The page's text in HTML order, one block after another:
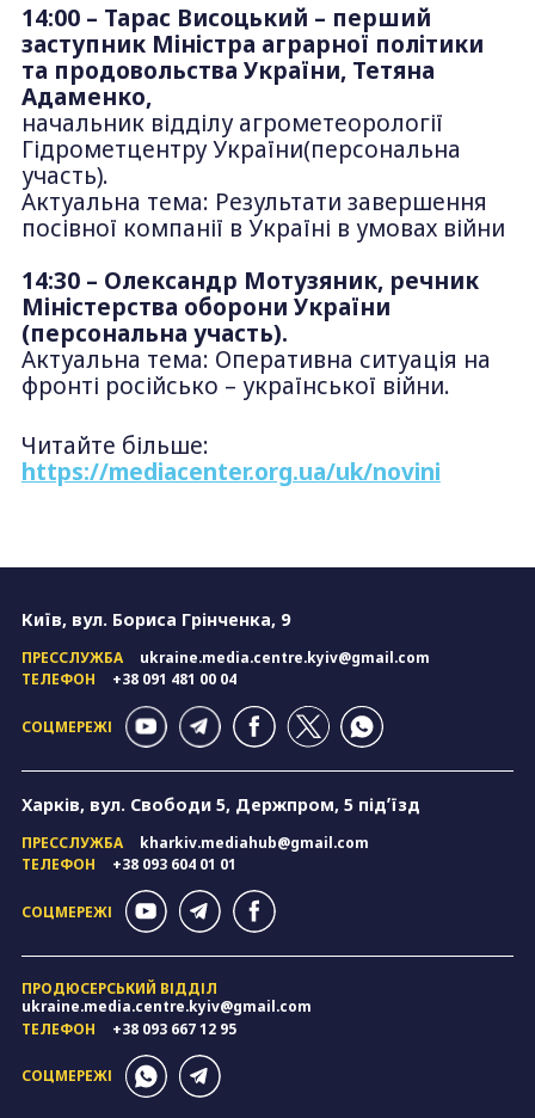
14:00 – Тарас Висоцький – перший
заступник Міністра аграрної політики
та продовольства України, Тетяна
Адаменко,
начальник відділу агрометеорології
Гідрометцентру України(персональна
участь).
Актуальна тема: Результати завершення
посівної компанії в Україні в умовах війни
14:30 – Олександр Мотузяник, речник
Міністерства оборони України
(персональна участь).
Актуальна тема: Оперативна ситуація на
фронті російсько – української війни.
Читайте більше:
https://mediacenter.org.ua/uk/novini
Київ, вул. Бориса Грінченка, 9
ПРЕССЛУЖБА
ukraine.media.centre.kyiv@gmail.com
ТЕЛЕФОН
+38 091 481 00 04
СОЦМЕРЕЖІ
Харків, вул. Свободи 5, Держпром, 5 підʼїзд
ПРЕССЛУЖБА
kharkiv.mediahub@gmail.com
ТЕЛЕФОН
+38 093 604 01 01
СОЦМЕРЕЖІ
ПРОДЮСЕРСЬКИЙ ВІДДІЛ
ukraine.media.centre.kyiv@gmail.com
ТЕЛЕФОН
+38 093 667 12 95
СОЦМЕРЕЖІ